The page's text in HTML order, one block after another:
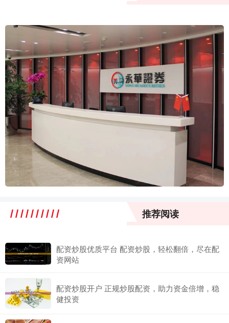
推荐阅读
配资炒股优质平台 配资炒股，轻松翻倍，尽在配
资网站
配资炒股开户 正规炒股配资，助力资金倍增，稳
健投资